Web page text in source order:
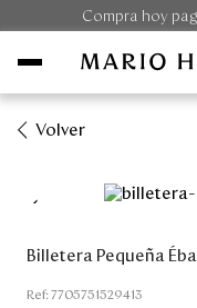
Compra hoy
Unisex
Volver
Billetera Pequeña
:7705751529413